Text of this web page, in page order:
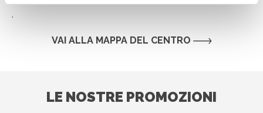
.
VAI ALLA MAPPA DEL CENTRO
LE NOSTRE PROMOZIONI